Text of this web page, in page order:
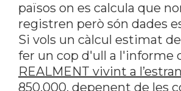
països on es calcula que
registren però són dades
Si vols un càlcul estimat
fer un cop d'ull a l'informe
REALMENT vivint a
850.000, depenent de les